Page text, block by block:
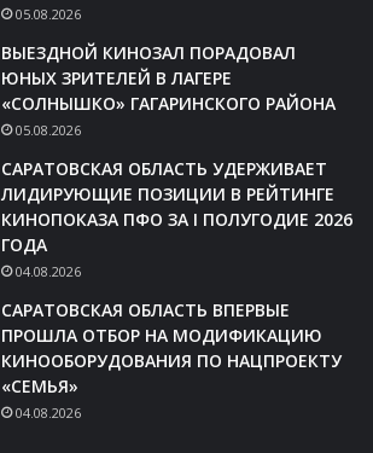
05.08.2026
ВЫЕЗДНОЙ КИНОЗАЛ ПОРАДОВАЛ
ЮНЫХ ЗРИТЕЛЕЙ В ЛАГЕРЕ
«СОЛНЫШКО» ГАГАРИНСКОГО РАЙОНА
05.08.2026
САРАТОВСКАЯ ОБЛАСТЬ УДЕРЖИВАЕТ
ЛИДИРУЮЩИЕ ПОЗИЦИИ В РЕЙТИНГЕ
КИНОПОКАЗА ПФО ЗА I ПОЛУГОДИЕ 2026
ГОДА
04.08.2026
САРАТОВСКАЯ ОБЛАСТЬ ВПЕРВЫЕ
ПРОШЛА ОТБОР НА МОДИФИКАЦИЮ
КИНООБОРУДОВАНИЯ ПО НАЦПРОЕКТУ
«СЕМЬЯ»
04.08.2026